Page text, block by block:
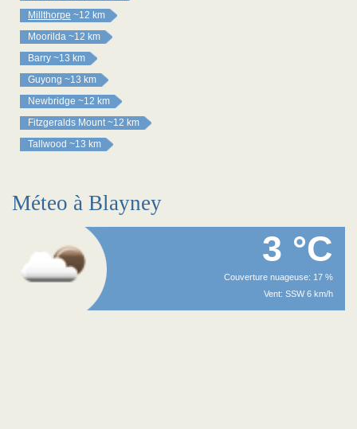
Millthorpe ~12 km
Moorilda ~12 km
Barry ~13 km
Guyong ~13 km
Newbridge ~12 km
Fitzgeralds Mount ~12 km
Tallwood ~13 km
Méteo à Blayney
3 °C
Couverture nuageuse: 17 %
Vent: SSW 6 km/h